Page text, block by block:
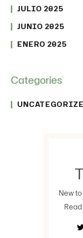
JULIO 2025
JUNIO 2025
ENERO 2025
Categories
New